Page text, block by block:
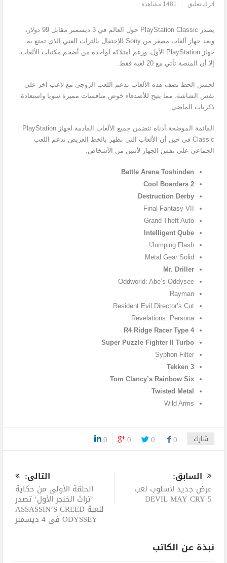
اترك تعليق
1481 مشاهدة
يصدر PlayStation Classic حول العالم في 3 ديسمبر مقابل 99 دولار،
ويعد جهاز ألعاب مصغر من Sony للإحتفال بالتراث الغني الذي تمتع به
جهاز PlayStation الأول، ورغم امتلاكه لواحدة من أضخم مكتبات الألعاب،
إلا أن المنصة تأتي مع 20 لعبة فقط.
لحسن الحظ نصف هذه الألعاب تدعم اللعب الزوجي مع لاعب آخر على
نفس الشاشة، مما يتيح للأصدقاء خوض منافسات مميزة سويا واستعادة
ذكريات الماضي.
القائمة الموضحة أدناه تتضمن جميع الألعاب القادمة لجهاز PlayStation
Classic في حين أن الألعاب التي تظهر بالخط العريض تدعم اللعب
الجماعي على نفس الجهاز لأثنين من الأشخاص.
Battle Arena Toshinden
Cool Boarders 2
Destruction Derby
Final Fantasy VII
Grand Theft Auto
Intelligent Qube
Jumping Flash!
Metal Gear Solid
Mr. Driller
Oddworld: Abe’s Oddysee
Rayman
Resident Evil Director’s Cut
Revelations: Persona
R4 Ridge Racer Type 4
Super Puzzle Fighter II Turbo
Syphon Filter
Tekken 3
Tom Clancy’s Rainbow Six
Twisted Metal
Wild Arms
شارك 0
0
0
0
السابق:
عرض جديد لأسلوب لعب
DEVIL MAY CRY 5
التالى:
الحلقة الأولى من حكاية
’تراث الخنجر الأول‘ تصدر
للعبة ASSASSIN’S CREED
ODYSSEY في 4 ديسمبر
نبذة عن الكاتب